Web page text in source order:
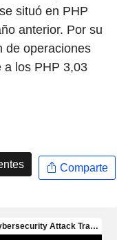
situó en PHP
anterior. Por su
de operaciones
a los PHP 3,03
Comparte